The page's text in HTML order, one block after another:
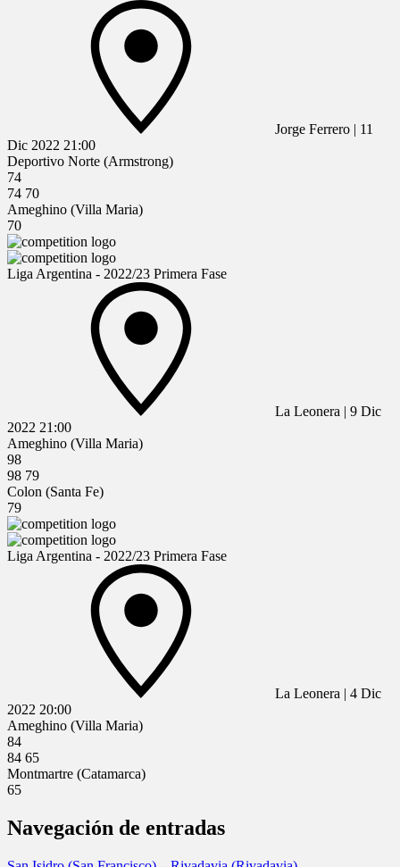
Jorge Ferrero | 11
Dic 2022 21:00
Deportivo Norte (Armstrong)
74
74 70
Ameghino (Villa Maria)
70
Liga Argentina - 2022/23 Primera Fase
La Leonera | 9 Dic
2022 21:00
Ameghino (Villa Maria)
98
98 79
Colon (Santa Fe)
79
Liga Argentina - 2022/23 Primera Fase
La Leonera | 4 Dic
2022 20:00
Ameghino (Villa Maria)
84
84 65
Montmartre (Catamarca)
65
Navegación de entradas